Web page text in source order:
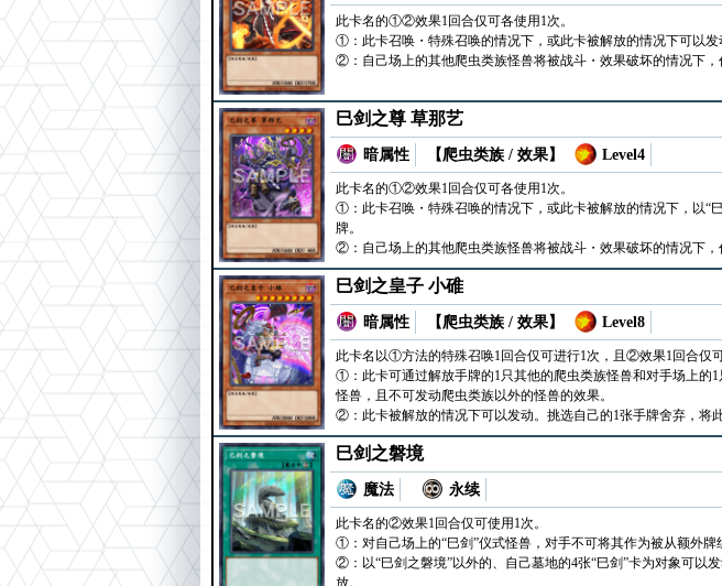
此卡名的①②效果1回合仅可各使用1次。
①：此卡召唤・特殊召唤的情况下，或此卡被解放的情况下可以发
②：自己场上的其他爬虫类族怪兽将被战斗・效果破坏的情况下，
巳剑之尊 草那艺
暗属性 【爬虫类族 / 效果】 Level4
此卡名的①②效果1回合仅可各使用1次。
①：此卡召唤・特殊召唤的情况下，或此卡被解放的情况下，以“
牌。
②：自己场上的其他爬虫类族怪兽将被战斗・效果破坏的情况下，
巳剑之皇子 小碓
暗属性 【爬虫类族 / 效果】 Level8
此卡名以①方法的特殊召唤1回合仅可进行1次，且②效果1回合仅可
①：此卡可通过解放手牌的1只其他的爬虫类族怪兽和对手场上的
怪兽，且不可发动爬虫类族以外的怪兽的效果。
②：此卡被解放的情况下可以发动。挑选自己的1张手牌舍弃，将此
巳剑之磐境
魔法 永续
此卡名的②效果1回合仅可使用1次。
①：对自己场上的“巳剑”仪式怪兽，对手不可将其作为被从额外牌
②：以“巳剑之磐境”以外的、自己墓地的4张“巳剑”卡为对象可以